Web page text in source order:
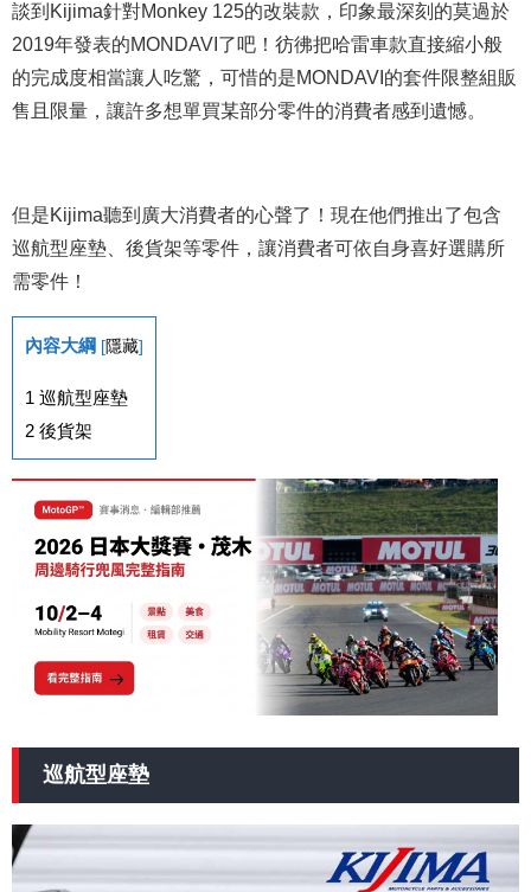
談到Kijima針對Monkey 125的改裝款，印象最深刻的莫過於
2019年發表的MONDAVI了吧！彷彿把哈雷車款直接縮小般
的完成度相當讓人吃驚，可惜的是MONDAVI的套件限整組販
售且限量，讓許多想單買某部分零件的消費者感到遺憾。
但是Kijima聽到廣大消費者的心聲了！現在他們推出了包含
巡航型座墊、後貨架等零件，讓消費者可依自身喜好選購所
需零件！
內容大綱 [隱藏]
1 巡航型座墊
2 後貨架
巡航型座墊